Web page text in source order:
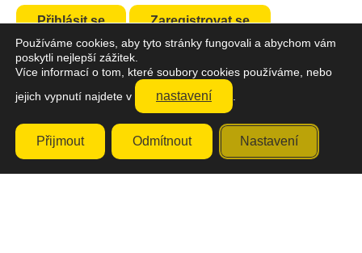
Přihlásit se Zaregistrovat se
Používáme cookies, aby tyto stránky fungovali a abychom vám
poskytli nejlepší zážitek.
Více informací o tom, které soubory cookies používáme, nebo
jejich vypnutí najdete v
nastavení
Přijmout Odmítnout Nastavení